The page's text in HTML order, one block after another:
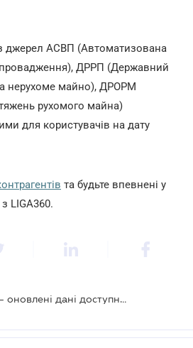
з джерел АСВП (Автоматизована
ДРРП (Державний
нерухоме майно), ДРОРМ
рухомого майна)
для користувачів на дату
та будьте впевнені у
LIGA360.
ЄДР відновив роботу – оновлені дані доступні в LIGA360